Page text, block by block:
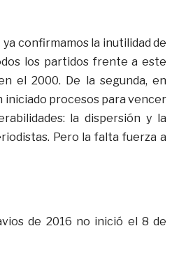
confirmamos la inutilidad de
los partidos frente a este
el 2000. De la segunda, en
iniciado procesos para vencer
la dispersión y la
Pero la falta fuerza a
de 2016 no inició el 8 de